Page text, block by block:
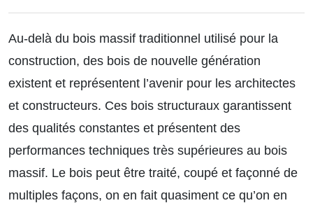
Au-delà du bois massif traditionnel utilisé pour la
construction, des bois de nouvelle génération
existent et représentent l’avenir pour les architectes
et constructeurs. Ces bois structuraux garantissent
des qualités constantes et présentent des
performances techniques très supérieures au bois
massif. Le bois peut être traité, coupé et façonné de
multiples façons, on en fait quasiment ce qu’on en